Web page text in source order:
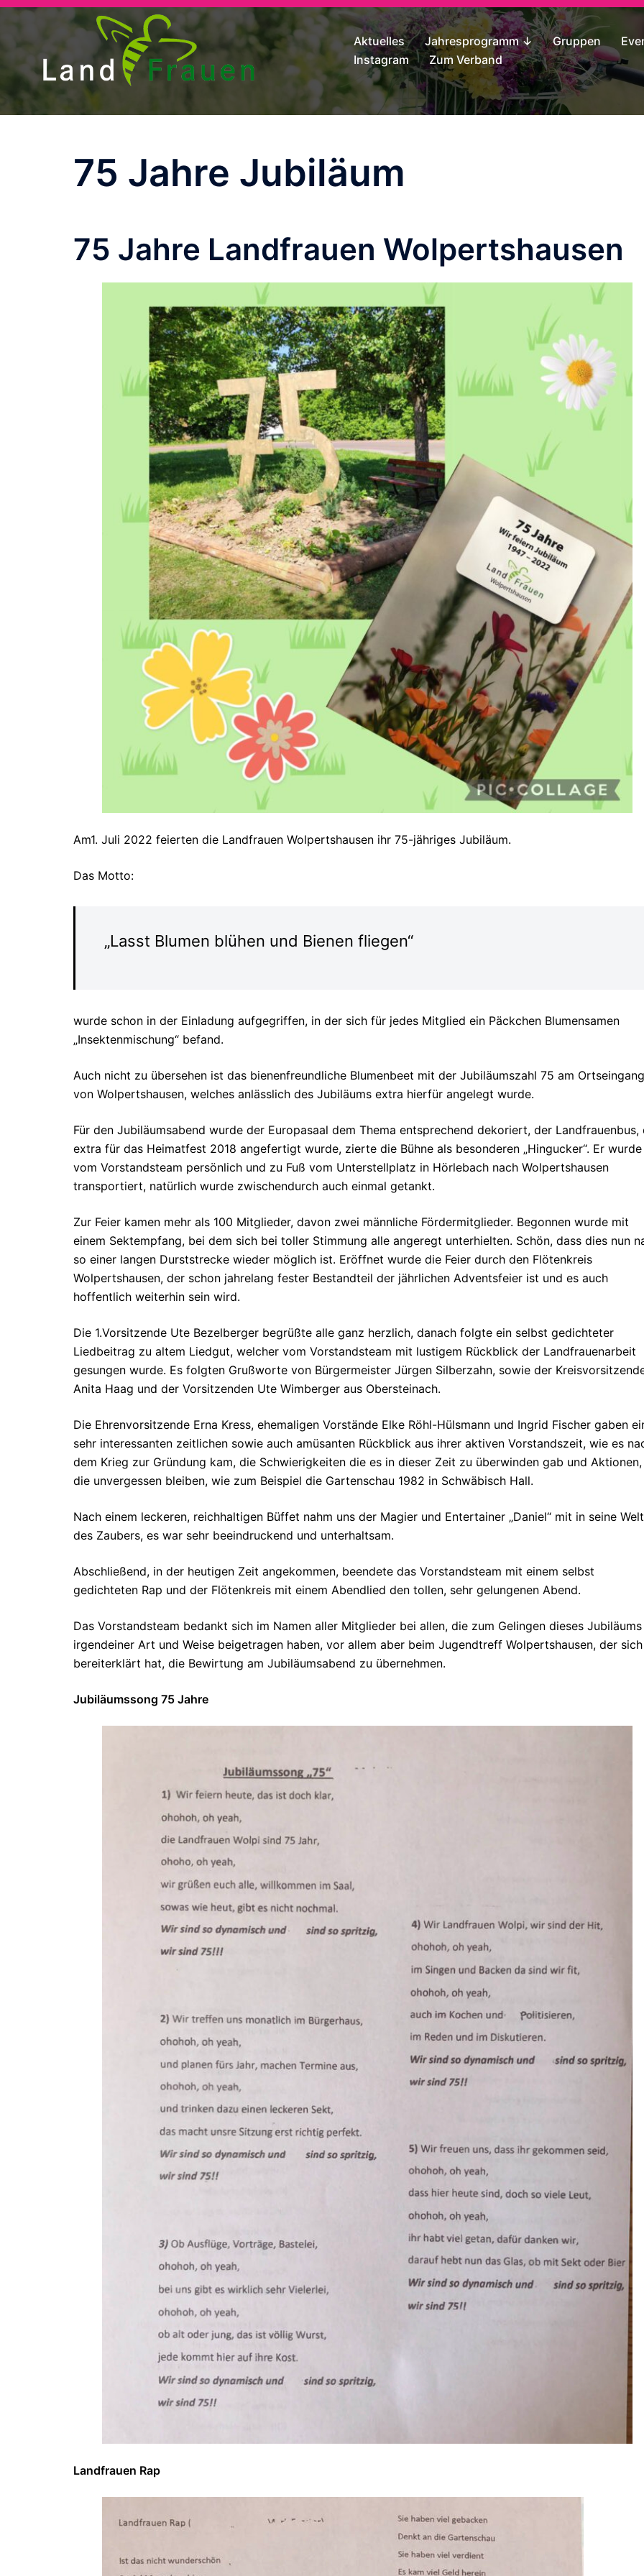
Aktuelles Jahresprogramm ↓ Gruppen
Instagram
Zum Verband
75 Jahre Jubiläum
75 Jahre Landfrauen Wolpertshausen
Am1. Juli 2022 feierten die Landfrauen Wolpertshausen ihr 75-jähriges Jubiläum.
Das Motto:
„Lasst Blumen blühen und Bienen fliegen“
wurde schon in der Einladung aufgegriffen, in der sich für jedes Mitglied ein Päckchen Blumensamen
„Insektenmischung“ befand.
Auch nicht zu übersehen ist das bienenfreundliche Blumenbeet mit der Jubiläumszahl 75 am Ortseingang
von Wolpertshausen, welches anlässlich des Jubiläums extra hierfür angelegt wurde.
Für den Jubiläumsabend wurde der Europasaal dem Thema entsprechend dekoriert, der Landfrauenbus,
extra für das Heimatfest 2018 angefertigt wurde, zierte die Bühne als besonderen „Hingucker“. Er wurde
vom Vorstandsteam persönlich und zu Fuß vom Unterstellplatz in Hörlebach nach Wolpertshausen
transportiert, natürlich wurde zwischendurch auch einmal getankt.
Zur Feier kamen mehr als 100 Mitglieder, davon zwei männliche Fördermitglieder. Begonnen wurde mit
einem Sektempfang, bei dem sich bei toller Stimmung alle angeregt unterhielten. Schön, dass dies nun
so einer langen Durststrecke wieder möglich ist. Eröffnet wurde die Feier durch den Flötenkreis
Wolpertshausen, der schon jahrelang fester Bestandteil der jährlichen Adventsfeier ist und es auch
hoffentlich weiterhin sein wird.
Die 1.Vorsitzende Ute Bezelberger begrüßte alle ganz herzlich, danach folgte ein selbst gedichteter
Liedbeitrag zu altem Liedgut, welcher vom Vorstandsteam mit lustigem Rückblick der Landfrauenarbeit
gesungen wurde. Es folgten Grußworte von Bürgermeister Jürgen Silberzahn, sowie der
Anita Haag und der Vorsitzenden Ute Wimberger aus Obersteinach.
Die Ehrenvorsitzende Erna Kress, ehemaligen Vorstände Elke Röhl-Hülsmann und Ingrid Fischer gaben
sehr interessanten zeitlichen sowie auch amüsanten Rückblick aus ihrer aktiven Vorstandszeit, wie es
dem Krieg zur Gründung kam, die Schwierigkeiten die es in dieser Zeit zu überwinden gab und Aktionen,
die unvergessen bleiben, wie zum Beispiel die Gartenschau 1982 in Schwäbisch Hall.
Nach einem leckeren, reichhaltigen Büffet nahm uns der Magier und Entertainer „Daniel“ mit in seine Welt
des Zaubers, es war sehr beeindruckend und unterhaltsam.
Abschließend, in der heutigen Zeit angekommen, beendete das Vorstandsteam mit einem selbst
gedichteten Rap und der Flötenkreis mit einem Abendlied den tollen, sehr gelungenen Abend.
Das Vorstandsteam bedankt sich im Namen aller Mitglieder bei allen, die zum Gelingen dieses
irgendeiner Art und Weise beigetragen haben, vor allem aber beim Jugendtreff Wolpertshausen, der sich
bereiterklärt hat, die Bewirtung am Jubiläumsabend zu übernehmen.
Jubiläumssong 75 Jahre
Landfrauen Rap